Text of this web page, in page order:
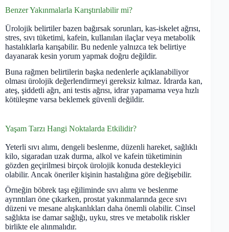
Benzer Yakınmalarla Karıştırılabilir mi?
Ürolojik belirtiler bazen bağırsak sorunları, kas-iskelet ağrısı,
stres, sıvı tüketimi, kafein, kullanılan ilaçlar veya metabolik
hastalıklarla karışabilir. Bu nedenle yalnızca tek belirtiye
dayanarak kesin yorum yapmak doğru değildir.
Buna rağmen belirtilerin başka nedenlerle açıklanabiliyor
olması ürolojik değerlendirmeyi gereksiz kılmaz. İdrarda kan,
ateş, şiddetli ağrı, ani testis ağrısı, idrar yapamama veya hızlı
kötüleşme varsa beklemek güvenli değildir.
Yaşam Tarzı Hangi Noktalarda Etkilidir?
Yeterli sıvı alımı, dengeli beslenme, düzenli hareket, sağlıklı
kilo, sigaradan uzak durma, alkol ve kafein tüketiminin
gözden geçirilmesi birçok ürolojik konuda destekleyici
olabilir. Ancak öneriler kişinin hastalığına göre değişebilir.
Örneğin böbrek taşı eğiliminde sıvı alımı ve beslenme
ayrıntıları öne çıkarken, prostat yakınmalarında gece sıvı
düzeni ve mesane alışkanlıkları daha önemli olabilir. Cinsel
sağlıkta ise damar sağlığı, uyku, stres ve metabolik riskler
birlikte ele alınmalıdır.